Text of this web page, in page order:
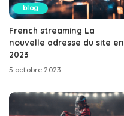
blog
French streaming La
nouvelle adresse du site en
2023
5 octobre 2023